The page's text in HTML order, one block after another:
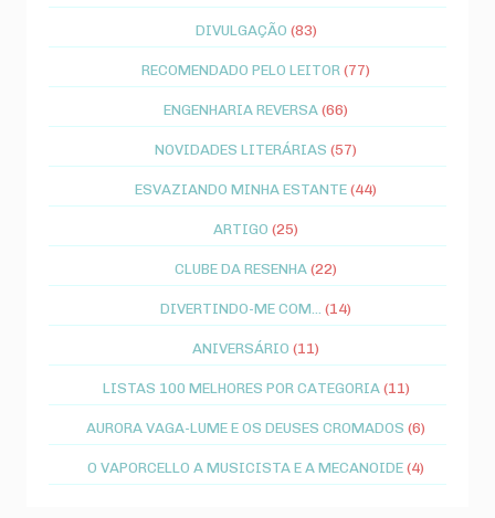
DIVULGAÇÃO (83)
RECOMENDADO PELO LEITOR (77)
ENGENHARIA REVERSA(66)
NOVIDADES LITERÁRIAS (57)
ESVAZIANDO MINHA ESTANTE(44)
ARTIGO (25)
CLUBE DA RESENHA(22)
DIVERTINDO-ME COM... (14)
ANIVERSÁRIO (11)
LISTAS 100 MELHORES POR CATEGORIA (11)
AURORA VAGA-LUME E OS DEUSES CROMADOS (6)
O VAPORCELLO A MUSICISTA E A MECANOIDE(4)